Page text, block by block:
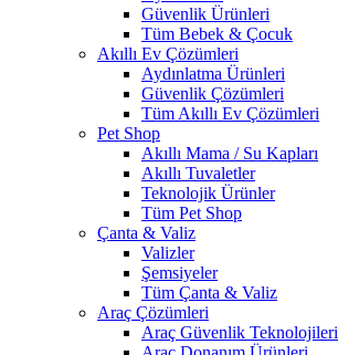
Güvenlik Ürünleri
Tüm Bebek & Çocuk
Akıllı Ev Çözümleri
Aydınlatma Ürünleri
Güvenlik Çözümleri
Tüm Akıllı Ev Çözümleri
Pet Shop
Akıllı Mama / Su Kapları
Akıllı Tuvaletler
Teknolojik Ürünler
Tüm Pet Shop
Çanta & Valiz
Valizler
Şemsiyeler
Tüm Çanta & Valiz
Araç Çözümleri
Araç Güvenlik Teknolojileri